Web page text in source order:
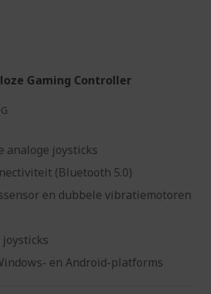
Gaming Controller
analoge joysticks
(Bluetooth 5.0)
en dubbele vibratiemotoren
en Android-platforms